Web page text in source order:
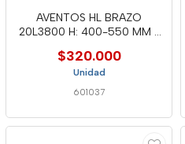
AVENTOS HL BRAZO
20L3800 H: 400-550 MM -
$320.000
Unidad
601037